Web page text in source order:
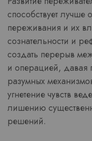
способствует лучше
переживания и их
сознательности и
создать перерыв
и операцией, давая
разумных
угнетение чувств
лишению
решений.